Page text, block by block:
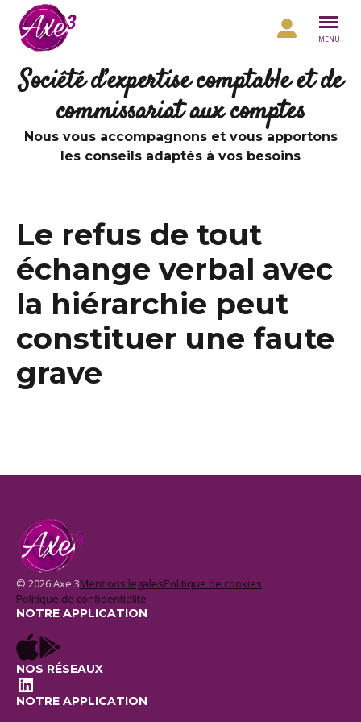
Aller au contenu
MENU
Société d’expertise comptable et de
commissariat aux comptes
Nous vous accompagnons et vous apportons
les conseils adaptés à vos besoins
Le refus de tout
échange verbal avec
la hiérarchie peut
constituer une faute
grave
© 2026 Axe 3Mentions legalesPolitique de cookies
Politique de confidentialité
NOTRE APPLICATION
NOS RÉSEAUX
LinkedIn
NOTRE APPLICATION